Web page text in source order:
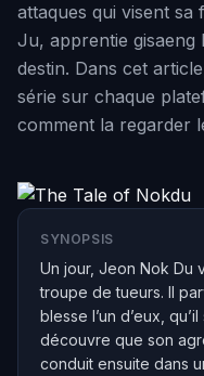
attaques qui visent sa
Ju, apprentie gisaeng
destin. Dans cet
série sur chaque
comment la regarder
SYNOPSIS
Un jour, Jeon Nok Du
troupe de tueurs. Il
blesse l’un d’eux,
découvre que son
conduit ensuite dans